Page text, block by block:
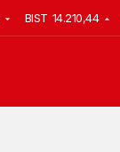
BIST 14.210,44